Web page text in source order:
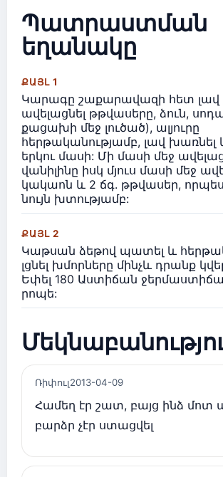
Պատրաստման
եղանակը
ՔԱՅԼ 1
Կարագը շաքարավազի հետ լավ
ավելացնել թթվասերը, ձուն,
քացախի մեջ լուծած), ալյուրը
հերթականությամբ, լավ խառնել
երկու մասի: Մի մասի մեջ
վանիլինը իսկ մյուս մասի մեջ
կակաոն և 2 ճգ. թթվասեր,
նույն խտությամբ:
ՔԱՅԼ 2
Կաթսան ձեթով պատել և
լցնել խմորները մինչև դրանք
Եփել 180 Աստիճան
րոպե:
Ռիփուլ2013-04-09
Համեղ էր շատ, բայց ինձ մոտ
բարձր չէր ստացվել